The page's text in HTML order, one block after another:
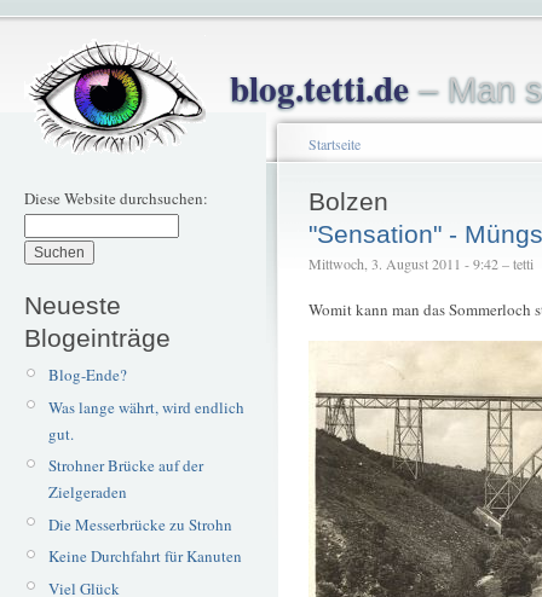
blog.tetti.de– Man
Diese Website durchsuchen:
Neueste
Blogeinträge
Blog-Ende?
Was lange währt, wird endlich
gut.
Strohner Brücke auf der
Zielgeraden
Die Messerbrücke zu Strohn
Keine Durchfahrt für Kanuten
Viel Glück
Startseite
Bolzen
"Sensation" -
Mittwoch, 3. August 2011 - 9:42 – tetti
Womit kann man das Sommerloch